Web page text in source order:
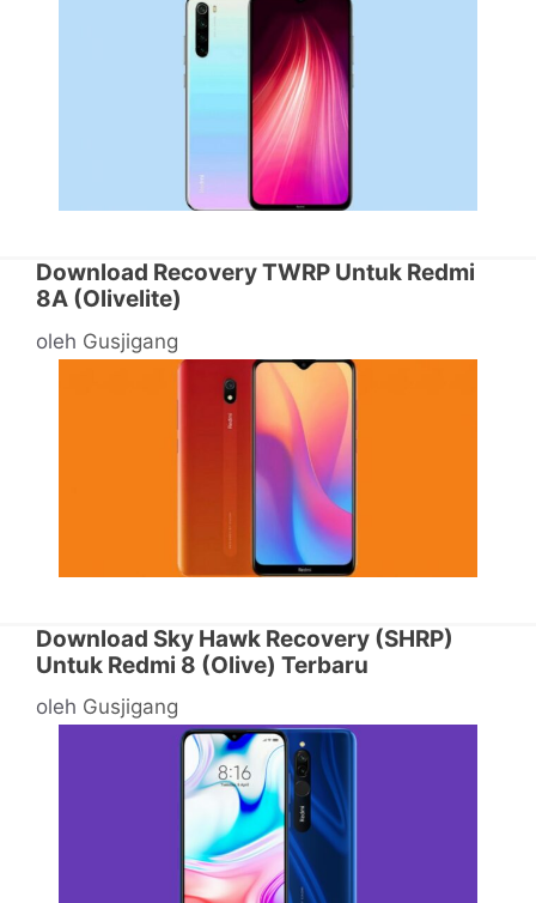
Download Recovery TWRP Untuk Redmi
8A (Olivelite)
oleh Gusjigang
Download Sky Hawk Recovery (SHRP)
Untuk Redmi 8 (Olive) Terbaru
oleh Gusjigang